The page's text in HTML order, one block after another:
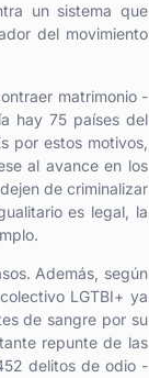
un sistema que
del movimiento
matrimonio -
hay 75 países del
por estos motivos,
al avance en los
de criminalizar
es legal, la
Además, según
LGTBI+ ya
de sangre por su
repunte de las
delitos de odio -